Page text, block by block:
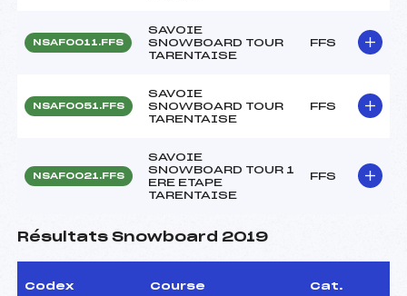
NSAF0011.FFS
SAVOIE
SNOWBOARD TOUR
TARENTAISE
FFS
NSAF0051.FFS
SAVOIE
SNOWBOARD TOUR
TARENTAISE
FFS
NSAF0021.FFS
SAVOIE
SNOWBOARD TOUR 1
ERE ETAPE
TARENTAISE
FFS
Résultats Snowboard 2019
Codex Course Cat.